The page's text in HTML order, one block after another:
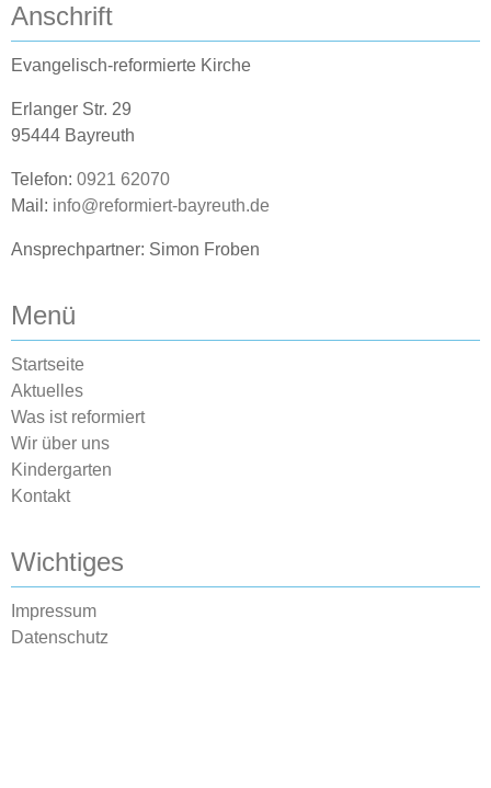
Anschrift
Evangelisch-reformierte Kirche
Erlanger Str. 29
95444 Bayreuth
Telefon: 0921 62070
Mail: info@reformiert-bayreuth.de
Ansprechpartner: Simon Froben
Menü
Startseite
Aktuelles
Was ist reformiert
Wir über uns
Kindergarten
Kontakt
Wichtiges
Impressum
Datenschutz